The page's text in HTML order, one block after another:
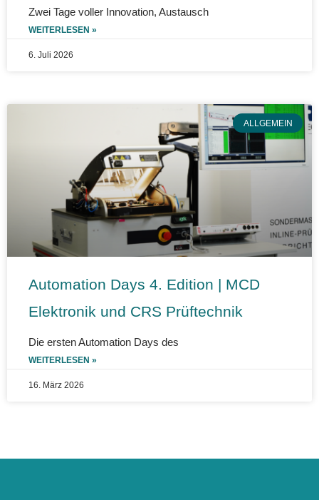
Zwei Tage voller Innovation, Austausch
WEITERLESEN »
6. Juli 2026
ALLGEMEIN
Automation Days 4. Edition | MCD
Elektronik und CRS Prüftechnik
Die ersten Automation Days des
WEITERLESEN »
16. März 2026